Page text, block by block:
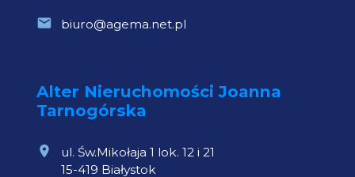
biuro@agema.net.pl
Alter Nieruchomości Joanna
Tarnogórska
ul. Św.Mikołaja 1 lok. 12 i 21
15-419 Białystok